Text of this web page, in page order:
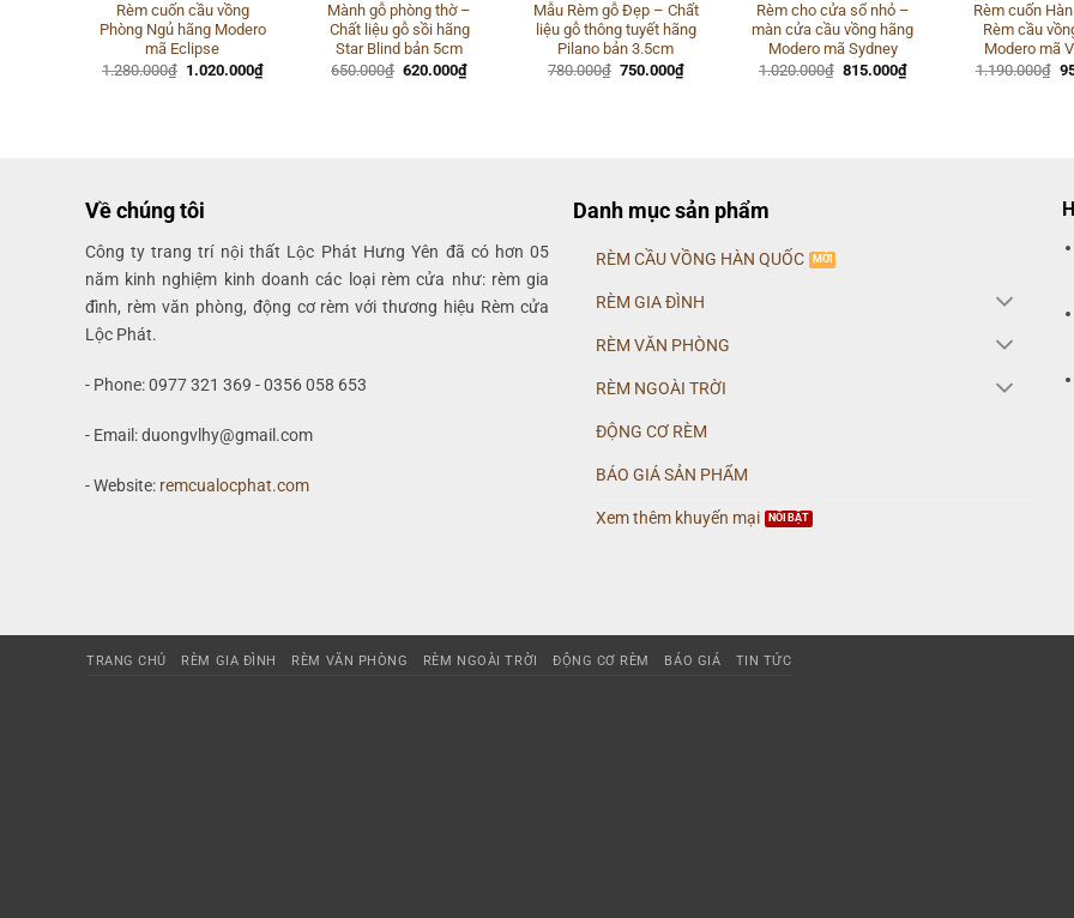
Rèm cuốn cầu vồng
Phòng Ngủ hãng Modero
mã Eclipse
1.280.000₫ Giá
1.020.000₫Giá
hiện
Mành gỗ phòng thờ –
Chất liệu gỗ sồi hãng
Star Blind bản 5cm
650.000₫ Giá
620.000₫Giá
Mẫu Rèm gỗ Đẹp – Chất
liệu gỗ thông tuyết hãng
Pilano bản 3.5cm
780.000₫ Giá
750.000₫Giá
hiện
Rèm cho cửa sổ nhỏ –
màn cửa cầu vồng hãng
Modero mã Sydney
1.020.000₫ Giá
815.000₫Giá
hiện
Rèm cuốn
Rèm cầu
Modero mã
1.190.000₫
Về chúng tôi
Công ty trang trí nội thất Lộc Phát Hưng Yên đã có hơn 05
năm kinh nghiệm kinh doanh các loại rèm cửa như: rèm gia
đình, rèm văn phòng, động cơ rèm với thương hiệu Rèm cửa
Lộc Phát.
- Phone: 0977 321 369 - 0356 058 653
- Email: duongvlhy@gmail.com
- Website: remcualocphat.com
Danh mục sản phẩm
RÈM CẦU VỒNG HÀN QUỐC
RÈM GIA ĐÌNH
RÈM VĂN PHÒNG
RÈM NGOÀI TRỜI
ĐỘNG CƠ RÈM
BÁO GIÁ SẢN PHẨM
Xem thêm khuyến mại
TRANG CHỦ RÈM GIA ĐÌNH RÈM VĂN PHÒNG RÈM NGOÀI TRỜI ĐỘNG CƠ RÈM BÁO GIÁ TIN TỨC